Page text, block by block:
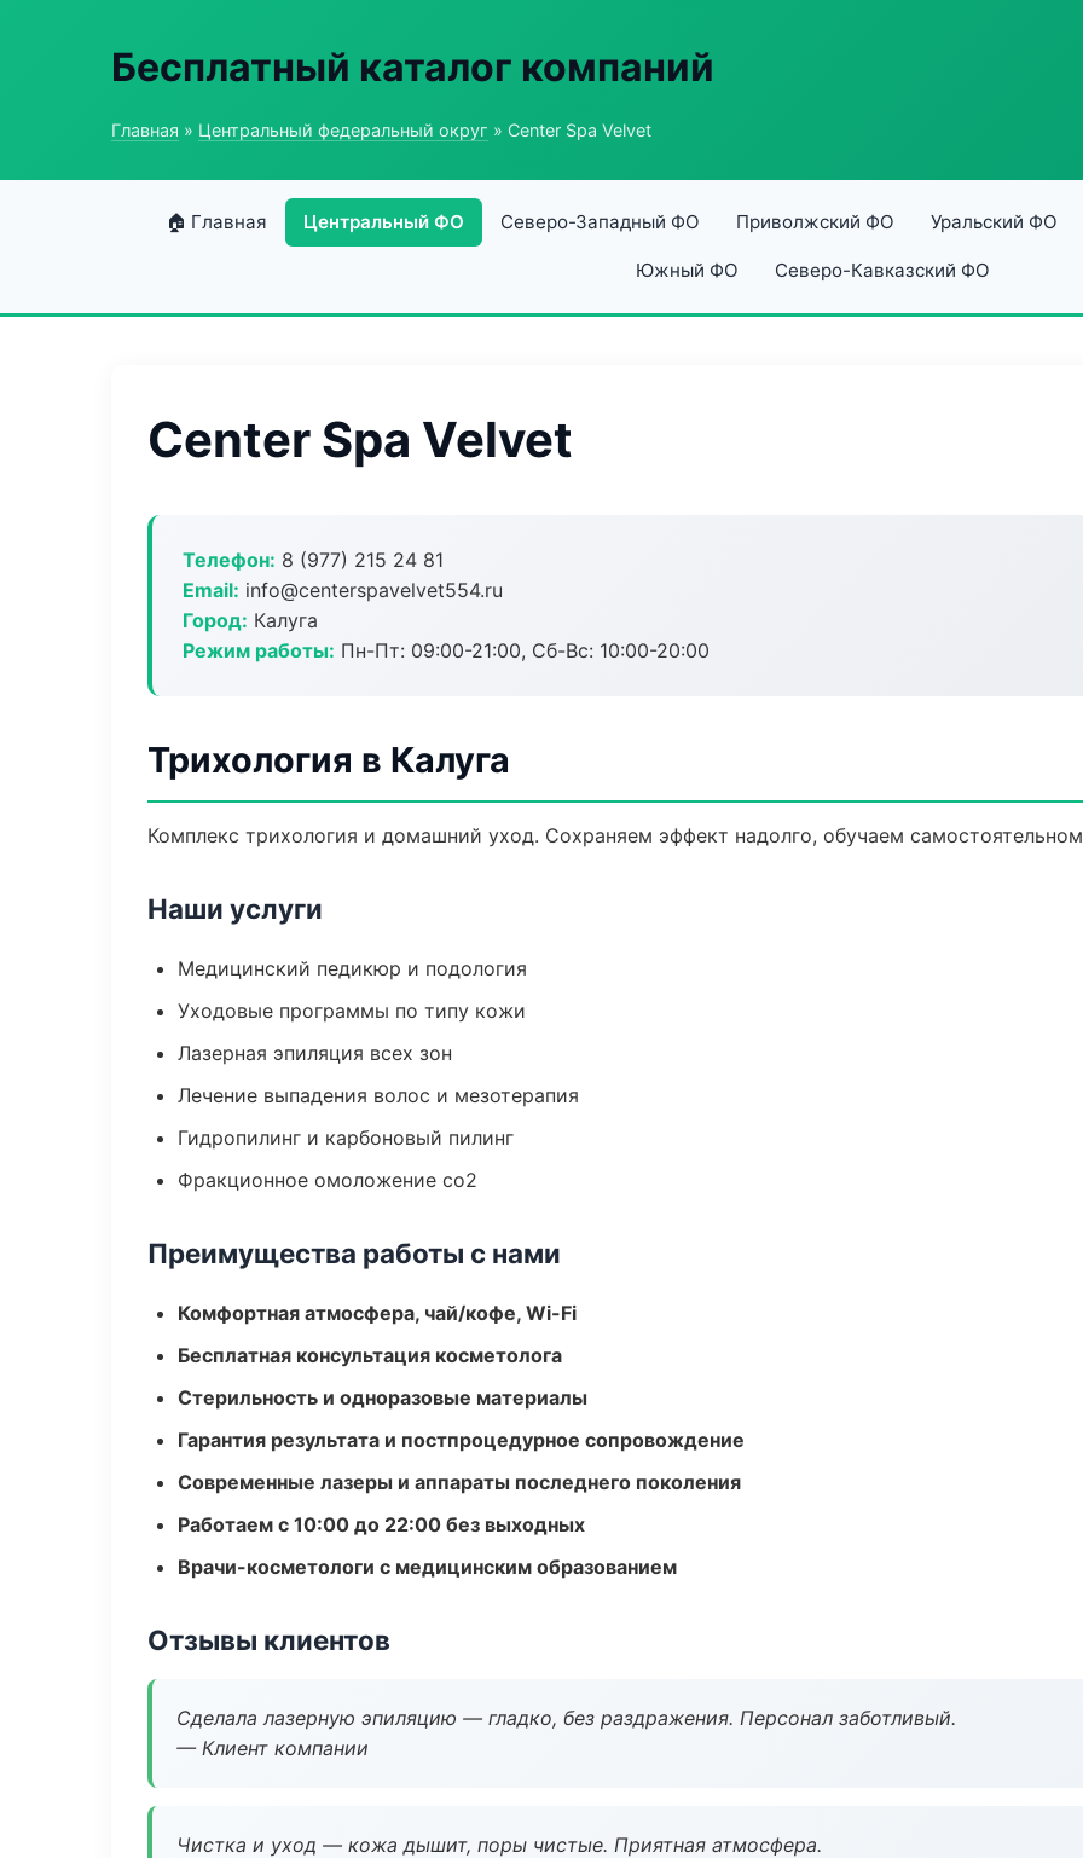
Бесплатный каталог компаний
Главная » Центральный федеральный округ » Center Spa Velvet
🏠 Главная Центральный ФО Северо-Западный ФО Приволжский ФО Уральский ФО
Южный ФО Северо-Кавказский ФО
Center Spa Velvet
Телефон: 8 (977) 215 24 81
Email: info@centerspavelvet554.ru
Город: Калуга
Режим работы: Пн-Пт: 09:00-21:00, Сб-Вс: 10:00-20:00
Трихология в Калуга
Комплекс трихология и домашний уход. Сохраняем эффект надолго, обучаем
Наши услуги
Медицинский педикюр и подология
Уходовые программы по типу кожи
Лазерная эпиляция всех зон
Лечение выпадения волос и мезотерапия
Гидропилинг и карбоновый пилинг
Фракционное омоложение co2
Преимущества работы с нами
Комфортная атмосфера, чай/кофе, Wi-Fi
Бесплатная консультация косметолога
Стерильность и одноразовые материалы
Гарантия результата и постпроцедурное сопровождение
Современные лазеры и аппараты последнего поколения
Работаем с 10:00 до 22:00 без выходных
Врачи-косметологи с медицинским образованием
Отзывы клиентов
Сделала лазерную эпиляцию — гладко, без раздражения. Персонал заботливый.
— Клиент компании
Чистка и уход — кожа дышит, поры чистые. Приятная атмосфера.